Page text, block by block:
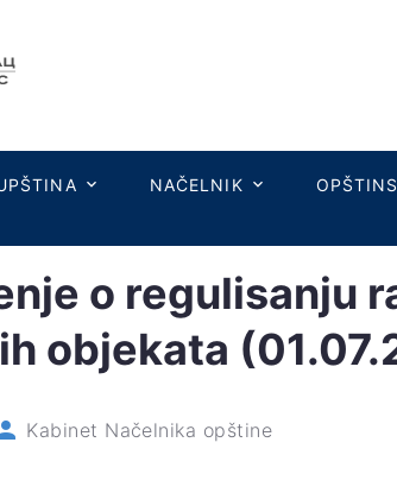
NAČELNIK
o regulisanju
objekata
Kabinet Načelnika opštine